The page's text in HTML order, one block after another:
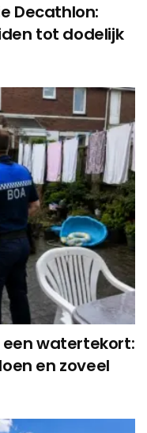
Decathlon:
tot dodelijk
watertekort:
en zoveel